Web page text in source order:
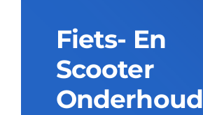
Fiets- En
Scooter
Onderhoud